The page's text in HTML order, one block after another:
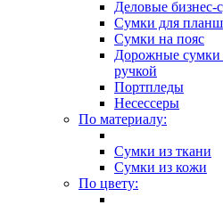
Деловые бизнес-
Сумки для
Сумки на пояс
Дорожные сумки
ручкой
Портпледы
Несессеры
По материалу:
Сумки из ткани
Сумки из кожи
По цвету: